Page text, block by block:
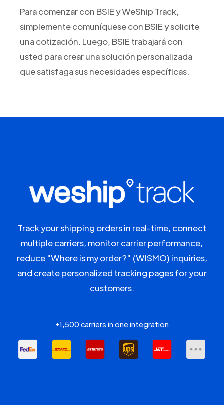
Para comenzar con BSIE y WeShip Track,
simplemente comuníquese con BSIE y solicite
una cotización. Luego, BSIE trabajará con
usted para crear una solución personalizada
que satisfaga sus necesidades específicas.
Track your shipping orders in real-time, connect
multiple carriers, monitor carrier performance,
reduce "Where is my order?" (WISMO) inquiries,
and create personalized tracking pages for your
customers.
+1,500 carriers in one integration